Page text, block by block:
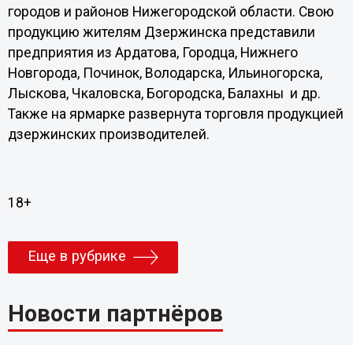
городов и районов Нижегородской области. Свою
продукцию жителям Дзержинска представили
предприятия из Ардатова, Городца, Нижнего
Новгорода, Починок, Володарска, Ильиногорска,
Лыскова, Чкаловска, Богородска, Балахны и др.
Также на ярмарке развернута торговля продукцией
дзержинских производителей.
18+
Еще в рубрике
Новости партнёров